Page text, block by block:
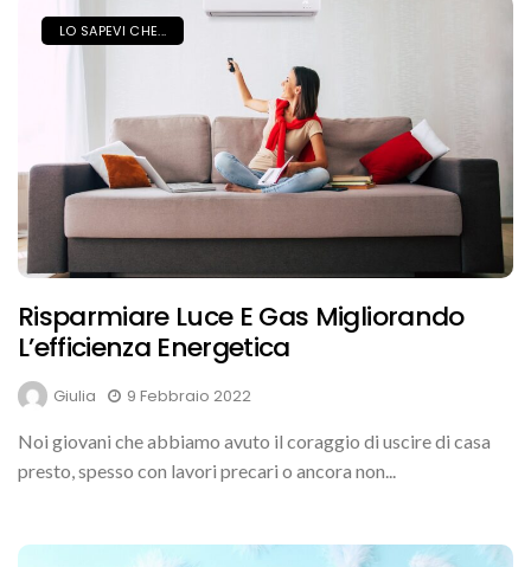
LO SAPEVI CHE...
Risparmiare Luce E Gas Migliorando
L’efficienza Energetica
Giulia
9 Febbraio 2022
Noi giovani che abbiamo avuto il coraggio di uscire di casa
presto, spesso con lavori precari o ancora non...